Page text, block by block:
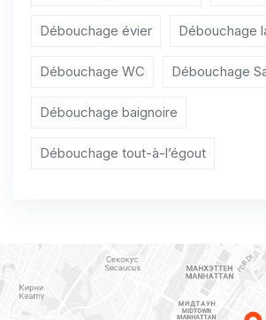
Débouchage canalisation
Débouchage canalisation Calonne
Débouchage évier Débouchage
Débouchage WC Débouchage
Débouchage baignoire
Débouchage tout-à-l’égout